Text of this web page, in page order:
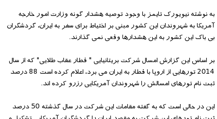
به نوشته نیویورک تایمز با وجود توصیه هشدار گونه وزارت امور خارجه
آمریکا به شهروندان این کشور مبنی بر اختیاط برای سفر به ایران، گردشگران
بی باک این کشور به این هشدارها وقعی نمی گذارند.
بر اساس این گزارش امسال شرکت بریتانیایی " قطار عقاب طلایی" که از سال
2014 تورهایی از اروپا با قطار به ایران می برد، اعلام کرده است 88 درصد
ثبت نام تورهای امسالش را شهروندان آمریکایی رزرو کرده اند.
این در حالی است که به گفته مقامات این شرکت در سال گذشته 50 درصد